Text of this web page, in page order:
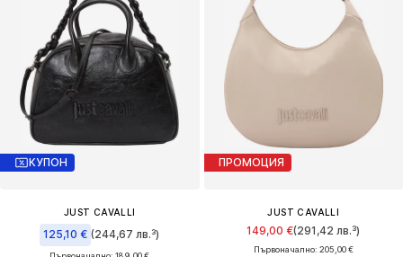
КУПОН
JUST CAVALLI
125,10 € (244,67 лв.³)
ПРОМОЦИЯ
JUST CAVALLI
149,00 €(291,42 лв.³)
Първоначално: 205,00 €